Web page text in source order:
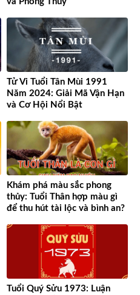
Tử Vi Tuổi Tân Mùi 1991
Năm 2024: Giải Mã Vận Hạn
và Cơ Hội Nổi Bật
Khám phá màu sắc phong
thủy: Tuổi Thân hợp màu gì
để thu hút tài lộc và bình an?
Tuổi Quý Sửu 1973: Luận